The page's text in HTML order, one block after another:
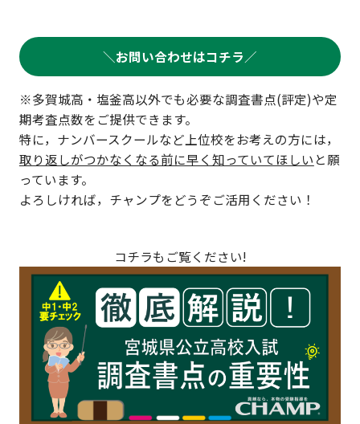
＼お問い合わせはコチラ／
※多賀城高・塩釜高以外でも必要な調査書点(評定)や定
期考査点数をご提供できます。
特に，ナンバースクールなど上位校をお考えの方には，
取り返しがつかなくなる前に早く知っていてほしい と願
っています。
よろしければ，チャンプをどうぞご活用ください！
コチラもご覧ください!